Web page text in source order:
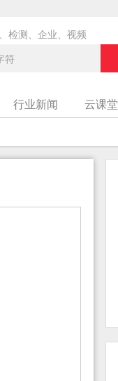
检测、企业、视频
行业新闻 云课堂